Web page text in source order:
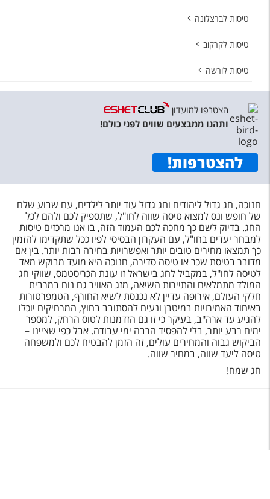
טיסות לברצלונה
טיסות לקרקוב
טיסות לורשה
הצטרפו למועדון
ותהנו ממבצעים שווים לפני כולם!
להצטרפות!
חנוכה, חג גדול ליהודים וחג גדול עוד יותר לילדים, עם שבוע שלם
של חופש ונס למצוא טיסה שווה לחו"ל, שתספיק לכם ולהם לכל
החג. בדיוק לשם כך מחכה לכם העמוד הזה, בו אנו מרכזים טיסות
למבחר יעדים בחו"ל, עם העקרון הבסיסי לפיו ככל שתקדימו להזמין
כך תמצאו מחירים טובים יותר ואפשרויות בחירה רבות יותר. בין אם
מדובר בטיסת שכר או טיסה סדירה, חנוכה היא מועד מבוקש מאד
לטיסה לחו"ל, במקביל לחג בישראל זו עונת הכריסטמס, שווקי חג
המולד מתמלאים והתיירות השיאה, מזג האוויר גם נוח במרבית
חלקי העולם, אירופה עדיין לא נכנסת לשיא החורף, הטמפרטורות
באיחוד האמירויות במיטבן ונעים להסתובב בחוץ, המרחיקים יוכלו
להגיע עד ארה"ב, בעיקר כי זו גם הזדמנות לטוס הרחק, למספר
ימים רבע יותר, בלי להפסיד הרבה ימי עבודה. אבל כפי שציינו –
הביקוש גבוה והמחירים עולים, זה הזמן להבטיח לכם ולמשפחה
טיסה ליעד שווה, במחיר שווה.
חג שמח!